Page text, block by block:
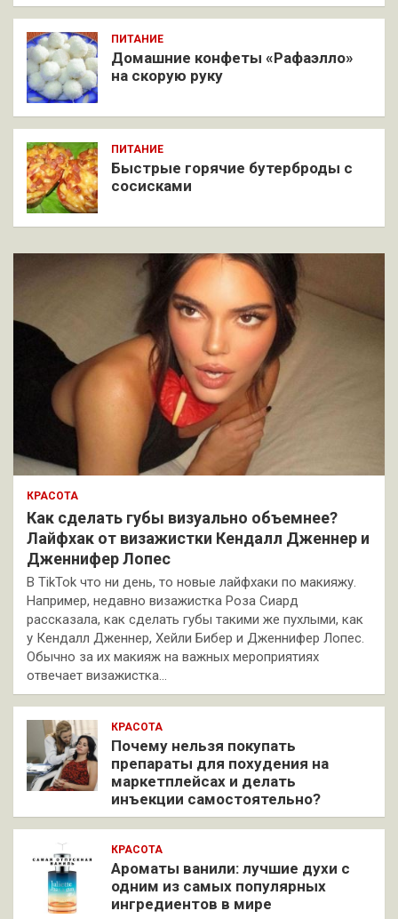
ПИТАНИЕ
Домашние конфеты «Рафаэлло»
на скорую руку
ПИТАНИЕ
Быстрые горячие бутерброды с
сосисками
КРАСОТА
Как сделать губы визуально объемнее?
Лайфхак от визажистки Кендалл Дженнер и
Дженнифер Лопес
В TikTok что ни день, то новые лайфхаки по макияжу.
Например, недавно визажистка Роза Сиард
рассказала, как сделать губы такими же пухлыми, как
у Кендалл Дженнер, Хейли Бибер и Дженнифер Лопес.
Обычно за их макияж на важных мероприятиях
отвечает визажистка…
КРАСОТА
Почему нельзя покупать
препараты для похудения на
маркетплейсах и делать
инъекции самостоятельно?
КРАСОТА
Ароматы ванили: лучшие духи с
одним из самых популярных
ингредиентов в мире